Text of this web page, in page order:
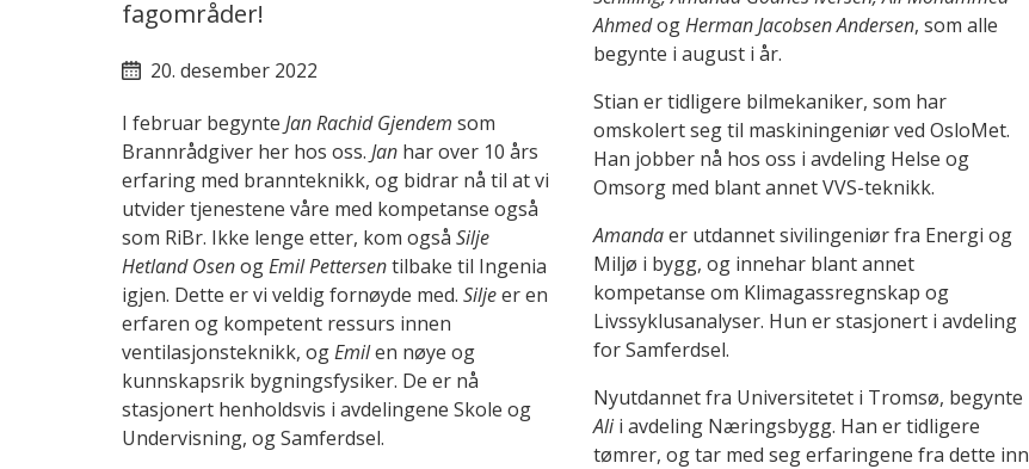
fagområder!
20. desember 2022
I februar begynte Jan Rachid Gjendem som
Brannrådgiver her hos oss. Jan har over 10 års
erfaring med brannteknikk, og bidrar nå til at vi
utvider tjenestene våre med kompetanse også
som RiBr. Ikke lenge etter, kom også Silje
Hetland OsenogEmil Pettersentilbake til Ingenia
igjen. Dette er vi veldig fornøyde med. Siljeer en
erfaren og kompetent ressurs innen
ventilasjonsteknikk, ogEmilen nøye og
kunnskapsrik bygningsfysiker. De er nå
stasjonert henholdsvis i avdelingene Skole og
Undervisning, og Samferdsel.
AhmedogHerman Jacobsen Andersen, som alle
begynte i august i år.
Stian er tidligere bilmekaniker, som har
omskolert seg til maskiningeniør ved OsloMet.
Han jobber nå hos oss i avdeling Helse og
Omsorg med blant annet VVS-teknikk.
Amandaer utdannet sivilingeniør fra Energi og
Miljø i bygg, og innehar blant annet
kompetanse om Klimagassregnskap og
Livssyklusanalyser. Hun er stasjonert i avdeling
for Samferdsel.
Nyutdannet fra Universitetet i Tromsø, begynte
Alii avdeling Næringsbygg. Han er tidligere
tømrer, og tar med seg erfaringene fra dette inn